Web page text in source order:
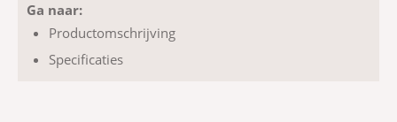
Ga naar:
Productomschrijving
Specificaties